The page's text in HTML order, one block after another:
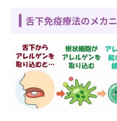
舌下免疫療法のメカ